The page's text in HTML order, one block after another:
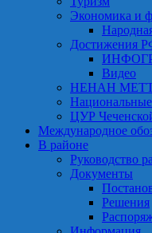
Экономика и
Достижения
Видео
НЕНАН
ЦУР
Международное
В районе
Руководство
Документы
Решения